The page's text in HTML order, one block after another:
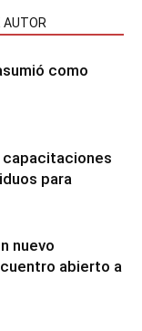
AUTOR
como
capacitaciones
para
nuevo
abierto a